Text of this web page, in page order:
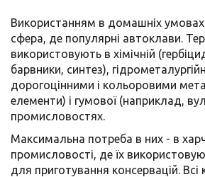
Використанням в домашніх
сфера, де популярні автоклави.
використовують в хімічній
барвники, синтез),
дорогоцінними і кольоровими
елементи) і гумової (наприклад,
промисловостях.
Максимальна потреба в них - в
промисловості, де їх
для приготування консервацій. Всі